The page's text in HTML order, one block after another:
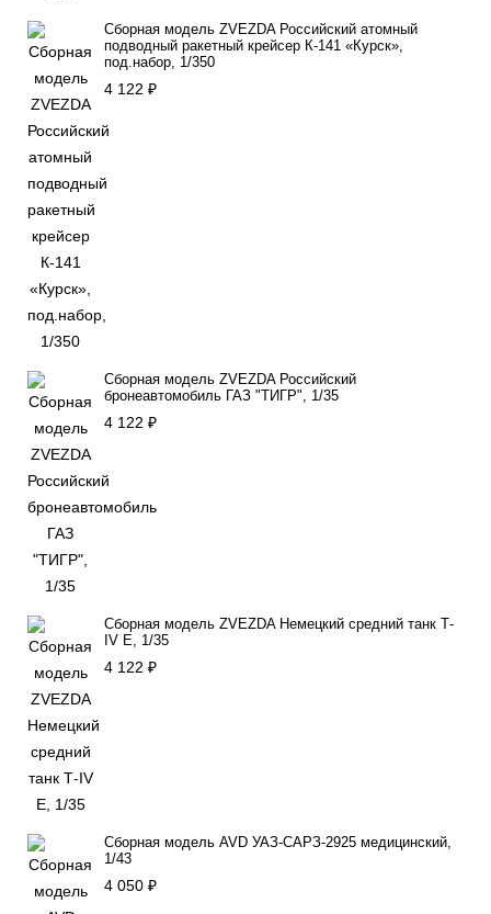
Сборная модель ZVEZDA Российский атомный
подводный ракетный крейсер К-141 «Курск»,
под.набор, 1/350
4 122 ₽
Сборная модель ZVEZDA Российский
бронеавтомобиль ГАЗ "ТИГР", 1/35
4 122 ₽
Сборная модель ZVEZDA Немецкий средний танк Т-
IV E, 1/35
4 122 ₽
Сборная модель AVD УАЗ-САРЗ-2925 медицинский,
1/43
4 050 ₽